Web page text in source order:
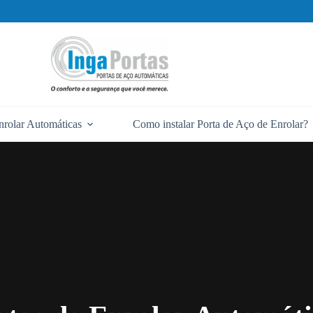
Automáticas Como instalar Porta de Aço de Enrolar?